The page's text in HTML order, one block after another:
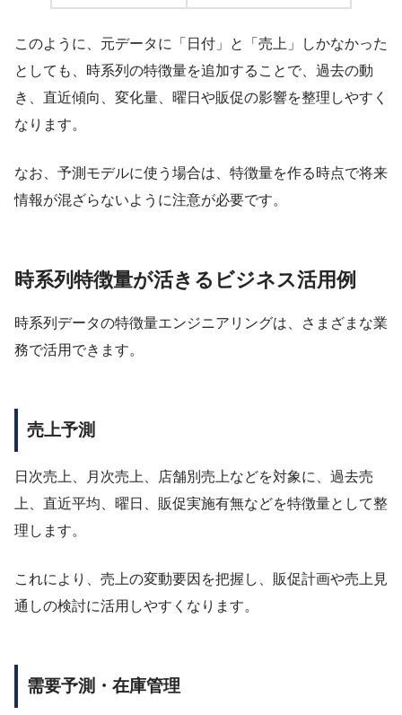
このように、元データに「日付」と「売上」しかなかった
としても、時系列の特徴量を追加することで、過去の動
き、直近傾向、変化量、曜日や販促の影響を整理しやすく
なります。
なお、予測モデルに使う場合は、特徴量を作る時点で将来
情報が混ざらないように注意が必要です。
時系列特徴量が活きるビジネス活用例
時系列データの特徴量エンジニアリングは、さまざまな業
務で活用できます。
売上予測
日次売上、月次売上、店舗別売上などを対象に、過去売
上、直近平均、曜日、販促実施有無などを特徴量として整
理します。
これにより、売上の変動要因を把握し、販促計画や売上見
通しの検討に活用しやすくなります。
需要予測・在庫管理